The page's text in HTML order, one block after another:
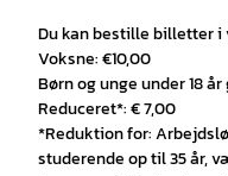
Du kan bestille billetter i
Voksne: €10,00
Børn og unge under 18
Reduceret*: € 7,00
*Reduktion for:
studerende op til 35 år,